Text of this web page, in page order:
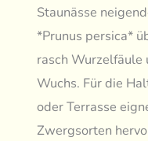
Staunässe
*Prunus persica*
rasch Wurzelfäule
Wuchs. Für die
oder Terrasse
Zwergsorten